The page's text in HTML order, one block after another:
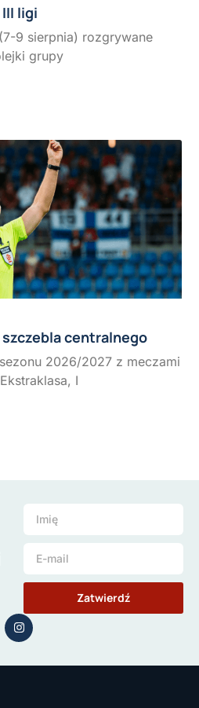
ligi
9 sierpnia) rozgrywane
grupy
centralnego
2026/2027 z meczami
I
Zatwierdź